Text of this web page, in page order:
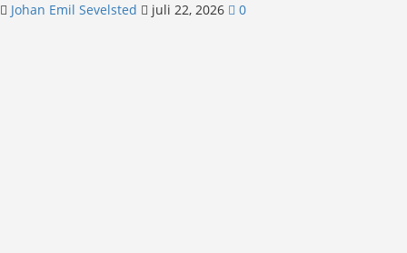
Johan Emil Sevelsted juli 22, 2026 0